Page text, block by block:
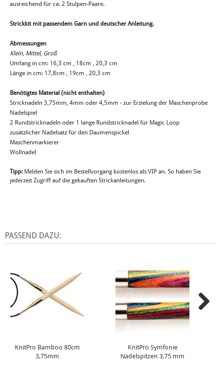
ausreichend für ca. 2 Stulpen-Paare.
Strickkit mit passendem Garn und deutscher Anleitung.
Abmessungen
Klein, Mittel, Groß
Umfang in cm: 16,3 cm , 18cm , 20,3 cm
Länge in cm: 17,8cm , 19cm , 20,3 cm
Benötigtes Material (nicht enthalten)
Stricknadeln 3,75mm, 4mm oder 4,5mm - zur Erzielung der Maschenprobe
Nadelspiel
2 Rundstricknadeln oder 1 lange Rundstricknadel für Magic Loop
zusätzlicher Nadelsatz für den Daumenspickel
Maschenmarkierer
Wollnadel
Tipp: Melden Sie sich im Bestellvorgang kostenlos als VIP an. So haben Sie
jederzeit Zugriff auf die gekauften Strickanleitungen.
PASSEND DAZU:
KnitPro Bamboo 80cm
3,75mm
KnitPro Symfonie
Nadelspitzen 3,75 mm